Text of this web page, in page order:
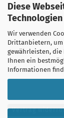
Diese
Technologien
Wir verwenden
Drittanbietern,
gewährleisten, die
Ihnen ein
Informationen
der Beschreibung der Teile
Verbindung zu dem
Die Beschreibungen,
Verwendung sind sorgfältig
Vertrag